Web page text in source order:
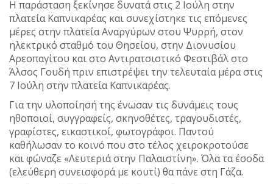
Η παράσταση ξεκίνησε δυνατά στις 2 Ιούλη στην
πλατεία Καπνικαρέας και συνεχίστηκε τις επόμενες
μέρες στην πλατεία Αναργύρων στου Ψυρρή, στον
ηλεκτρικό σταθμό του Θησείου, στην Διονυσίου
Αρεοπαγίτου και στο Αντιρατσιστικό Φεστιβάλ στο
Άλσος Γουδή πριν επιστρέψει την τελευταία μέρα στις
7 Ιούλη στην πλατεία Καπνικαρέας.
Για την υλοποίησή της ένωσαν τις δυνάμεις τους
ηθοποιοί, συγγραφείς, σκηνοθέτες, τραγουδιστές,
γραφίστες, εικαστικοί, φωτογράφοι. Παντού
καθήλωσαν το κοινό που στο τέλος χειροκροτούσε
και φώναζε «Λευτεριά στην Παλαιστίνη». Όλα τα έσοδα
(ελεύθερη συνεισφορά με κουτί) θα πάνε στη Γάζα.